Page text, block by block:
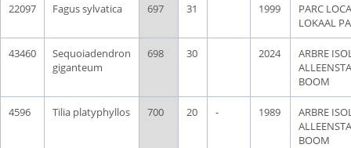
22097 Fagus sylvatica 697 31 1999
PARC
LOKAAL
43460
Sequoiadendron
giganteum
698 30 2024
ARBRE
BOOM
4596 Tilia platyphyllos 700 20 - 1989
ARBRE
BOOM